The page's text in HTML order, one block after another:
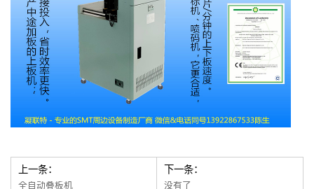
上一条：
全自动叠板机
下一条：
没有了